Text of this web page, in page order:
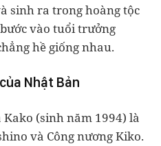
sinh ra trong hoàng tộc
vào tuổi trưởng
hề giống nhau.
Nhật Bản
(sinh năm 1994) là
và Công nương Kiko.